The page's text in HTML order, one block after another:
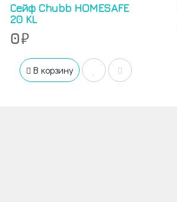
Сейф Chubb HOMESAFE
20 KL
0
В корзину